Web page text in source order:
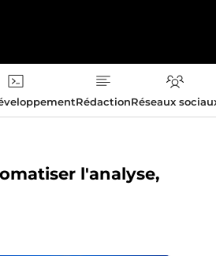
RédactionRéseaux
l'analyse,